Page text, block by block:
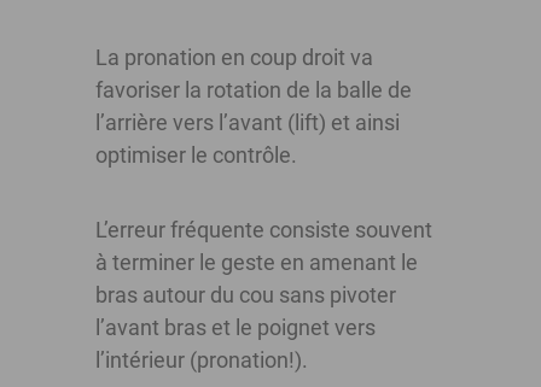
La pronation en coup droit va
favoriser la rotation de la balle de
l’arrière vers l’avant (lift) et ainsi
optimiser le contrôle.
L’erreur fréquente consiste souvent
à terminer le geste en amenant le
bras autour du cou sans pivoter
l’avant bras et le poignet vers
l’intérieur (pronation!).